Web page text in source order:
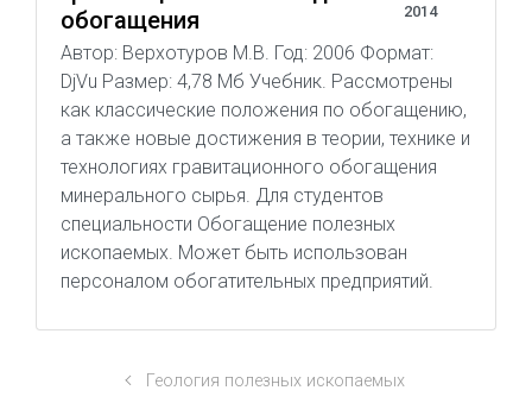
обогащения
2014
Автор: Верхотуров М.В. Год: 2006 Формат:
DjVu Размер: 4,78 Мб Учебник. Рассмотрены
как классические положения по обогащению,
а также новые достижения в теории, технике и
технологиях гравитационного обогащения
минерального сырья. Для студентов
специальности Обогащение полезных
ископаемых. Может быть использован
персоналом обогатительных предприятий.
Геология полезных ископаемых